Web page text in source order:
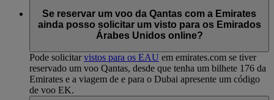
Se reservar um voo da Qantas com a Emirates
ainda posso solicitar um visto para os Emirados
Árabes Unidos online?
Pode solicitarvistos para os EAU em emirates.com se tiver
reservado um voo Qantas, desde que tenha um bilhete 176 da
Emirates e a viagem de e para o Dubai apresente um código
de voo EK.